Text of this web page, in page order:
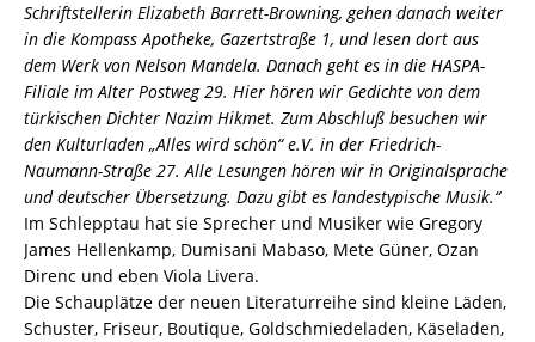
Schriftstellerin Elizabeth Barrett-Browning, gehen danach weiter
in die Kompass Apotheke, Gazertstraße 1, und lesen dort aus
dem Werk von Nelson Mandela. Danach geht es in die HASPA-
Filiale im Alter Postweg 29. Hier hören wir Gedichte von dem
türkischen Dichter Nazim Hikmet. Zum Abschluß besuchen wir
den Kulturladen „Alles wird schön“ e.V. in der Friedrich-
Naumann-Straße 27. Alle Lesungen hören wir in Originalsprache
und deutscher Übersetzung. Dazu gibt es landestypische Musik.“
Im Schlepptau hat sie Sprecher und Musiker wie Gregory
James Hellenkamp, Dumisani Mabaso, Mete Güner, Ozan
Direnc und eben Viola Livera.
Die Schauplätze der neuen Literaturreihe sind kleine Läden,
Schuster, Friseur, Boutique, Goldschmiedeladen, Käseladen,